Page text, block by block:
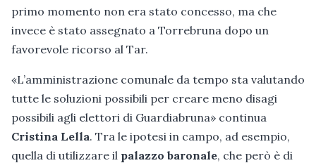
primo momento non era stato concesso, ma che
invece è stato assegnato a Torrebruna dopo un
favorevole ricorso al Tar.
«L’amministrazione comunale da tempo sta valutando
tutte le soluzioni possibili per creare meno disagi
possibili agli elettori di Guardiabruna» continua
Cristina Lella. Tra le ipotesi in campo, ad esempio,
quella di utilizzare il palazzo baronale, che però è di